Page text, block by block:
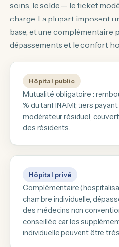
soins, le solde — le ticket
charge. La plupart imposent
base, et une complémentaire
dépassements et le confort
Hôpital public
Mutualité obligatoire :
% du tarif INAMI; tiers
modérateur résiduel;
des résidents.
Hôpital privé
Complémentaire
chambre individuelle,
des médecins non
conseillée car les
individuelle peuvent être